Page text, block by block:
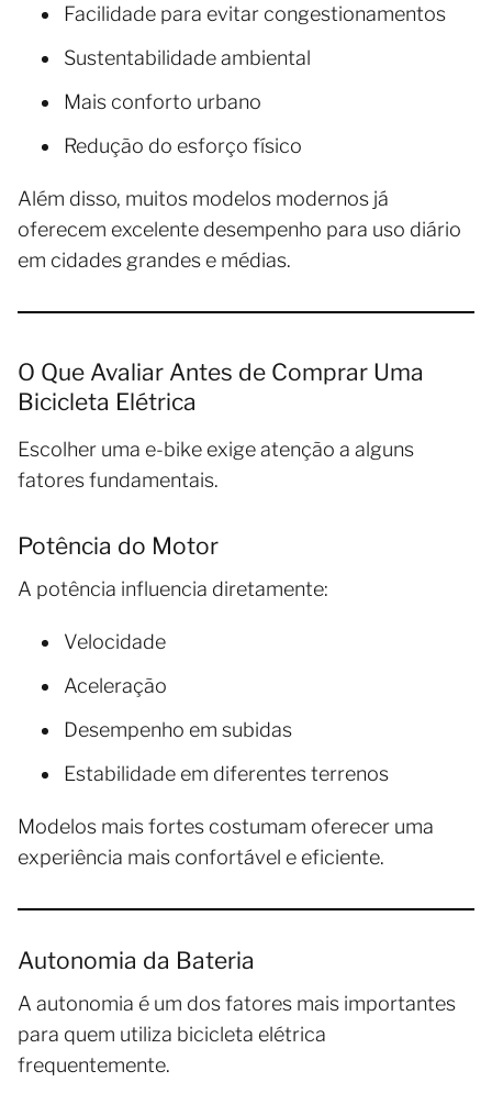
Facilidade para evitar congestionamentos
Sustentabilidade ambiental
Mais conforto urbano
Redução do esforço físico
Além disso, muitos modelos modernos já
oferecem excelente desempenho para uso diário
em cidades grandes e médias.
O Que Avaliar Antes de Comprar Uma
Bicicleta Elétrica
Escolher uma e-bike exige atenção a alguns
fatores fundamentais.
Potência do Motor
A potência influencia diretamente:
Velocidade
Aceleração
Desempenho em subidas
Estabilidade em diferentes terrenos
Modelos mais fortes costumam oferecer uma
experiência mais confortável e eficiente.
Autonomia da Bateria
A autonomia é um dos fatores mais importantes
para quem utiliza bicicleta elétrica
frequentemente.